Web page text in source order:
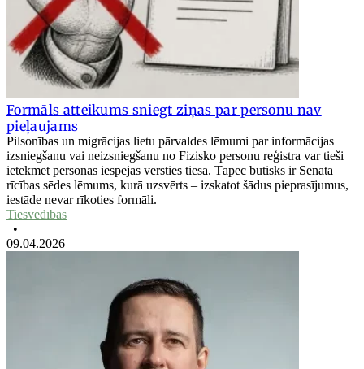
Formāls atteikums sniegt ziņas par personu nav
pieļaujams
Pilsonības un migrācijas lietu pārvaldes lēmumi par informācijas
izsniegšanu vai neizsniegšanu no Fizisko personu reģistra var tieši
ietekmēt personas iespējas vērsties tiesā. Tāpēc būtisks ir Senāta
rīcības sēdes lēmums, kurā uzsvērts – izskatot šādus pieprasījumus,
iestāde nevar rīkoties formāli.
Tiesvedības
•
09.04.2026